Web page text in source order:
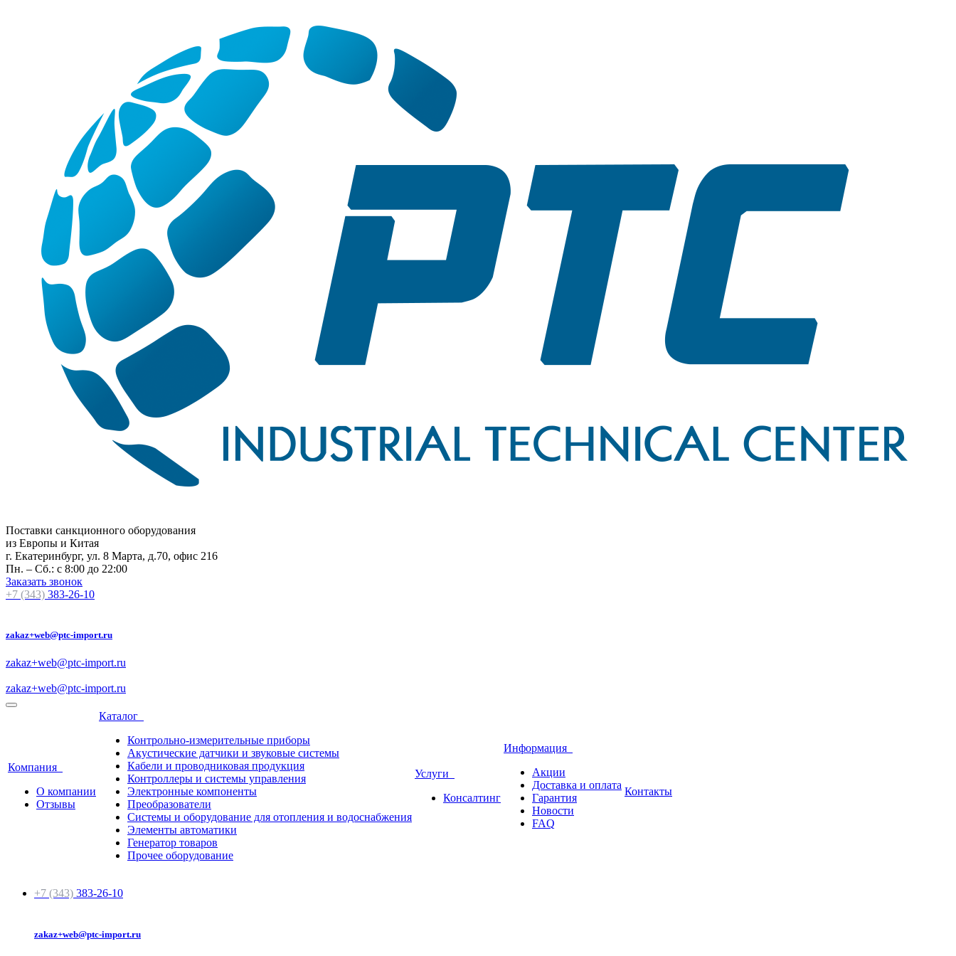
Поставки санкционного оборудования
из Европы и Китая
г. Екатеринбург, ул. 8 Марта, д.70, офис 216
Пн. – Сб.: с 8:00 до 22:00
Заказать звонок
+7 (343) 383-26-10
zakaz+web@ptc-import.ru
zakaz+web@ptc-import.ru
zakaz+web@ptc-import.ru
Компания
О компании
Отзывы
Каталог
Контрольно-измерительные приборы
Акустические датчики и звуковые системы
Кабели и проводниковая продукция
Контроллеры и системы управления
Электронные компоненты
Преобразователи
Системы и оборудование для отопления и водоснабжения
Элементы автоматики
Генератор товаров
Прочее оборудование
Услуги
Консалтинг
Информация
Акции
Доставка и оплата
Гарантия
Новости
FAQ
Контакты
+7 (343) 383-26-10
zakaz+web@ptc-import.ru